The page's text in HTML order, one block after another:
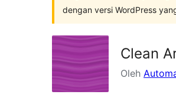
dengan versi WordPress
Clean
Oleh